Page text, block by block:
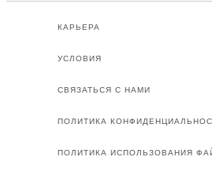
КАРЬЕРА
УСЛОВИЯ
СВЯЗАТЬСЯ С НАМИ
ПОЛИТИКА
ПОЛИТИКА ИСПОЛЬЗОВАНИЯ